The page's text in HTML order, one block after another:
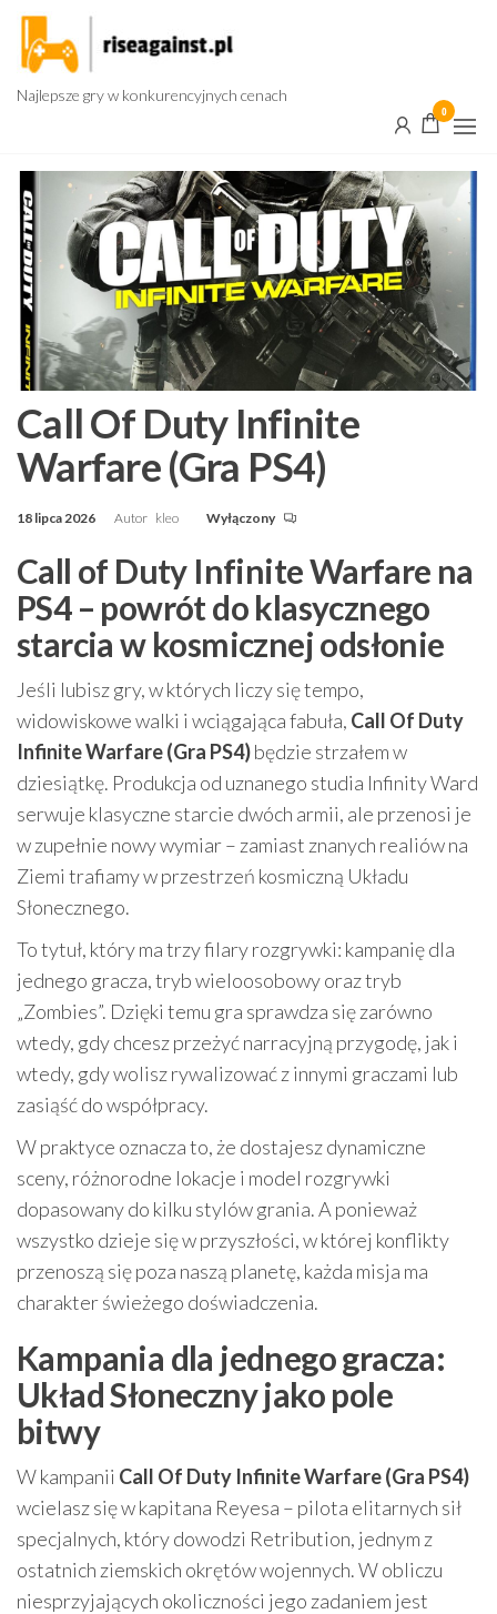
Przejdź
treści
Najlepsze gry w konkurencyjnych cenach
0
Call Of Duty Infinite
Warfare (Gra PS4)
18 lipca 2026 Autor kleo Wyłączony
Call of Duty Infinite Warfare na
PS4 – powrót do klasycznego
starcia w kosmicznej odsłonie
Jeśli lubisz gry, w których liczy się tempo,
widowiskowe walki i wciągająca fabuła, Call Of Duty
Infinite Warfare (Gra PS4)będzie strzałem w
dziesiątkę. Produkcja od uznanego studia Infinity Ward
serwuje klasyczne starcie dwóch armii, ale przenosi je
w zupełnie nowy wymiar – zamiast znanych realiów na
Ziemi trafiamy w przestrzeń kosmiczną Układu
Słonecznego.
To tytuł, który ma trzy filary rozgrywki: kampanię dla
jednego gracza, tryb wieloosobowy oraz tryb
„Zombies”. Dzięki temu gra sprawdza się zarówno
wtedy, gdy chcesz przeżyć narracyjną przygodę, jak i
wtedy, gdy wolisz rywalizować z innymi graczami lub
zasiąść do współpracy.
W praktyce oznacza to, że dostajesz dynamiczne
sceny, różnorodne lokacje i model rozgrywki
dopasowany do kilku stylów grania. A ponieważ
wszystko dzieje się w przyszłości, w której konflikty
przenoszą się poza naszą planetę, każda misja ma
charakter świeżego doświadczenia.
Kampania dla jednego gracza:
Układ Słoneczny jako pole
bitwy
W kampanii Call Of Duty Infinite Warfare (Gra PS4)
wcielasz się w kapitana Reyesa – pilota elitarnych sił
specjalnych, który dowodzi Retribution, jednym z
ostatnich ziemskich okrętów wojennych. W obliczu
niesprzyjających okoliczności jego zadaniem jest